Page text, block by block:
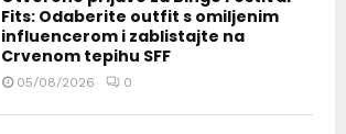
Fits: Odaberite outfit s omiljenim
influencerom i zablistajte na
Crvenom tepihu SFF
05/08/2026 0